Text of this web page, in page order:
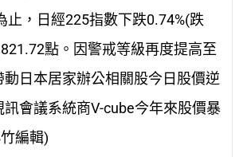
止，日經225指數下跌0.74%(跌
點。因警戒等級再度提高至
動日本居家辦公相關股今日股價逆
會議系統商V-cube今年來股價暴
編輯)